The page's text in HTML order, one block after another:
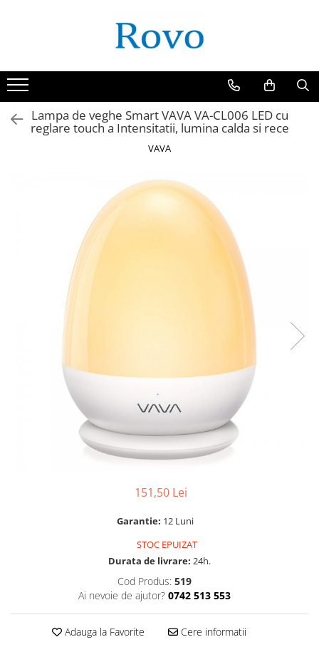
Lampa de veghe Smart VAVA VA-CL006 LED cu
reglare touch a Intensitatii, lumina calda si rece
VAVA
151,50 Lei
Garantie: 12 Luni
STOC EPUIZAT
Durata de livrare: 24h.
Cod Produs: 519
Ai nevoie de ajutor? 0742 513 553
Adauga la Favorite Cere informatii